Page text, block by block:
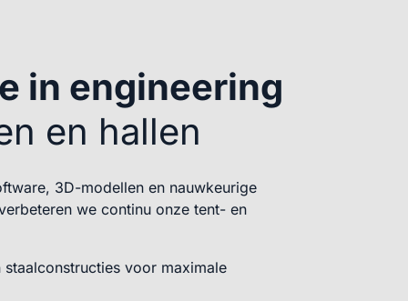
in engineering
en hallen
3D-modellen en nauwkeurige
we continu onze tent- en
staalconstructies voor maximale